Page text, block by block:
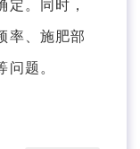
定。同时，
率、施肥部
题。